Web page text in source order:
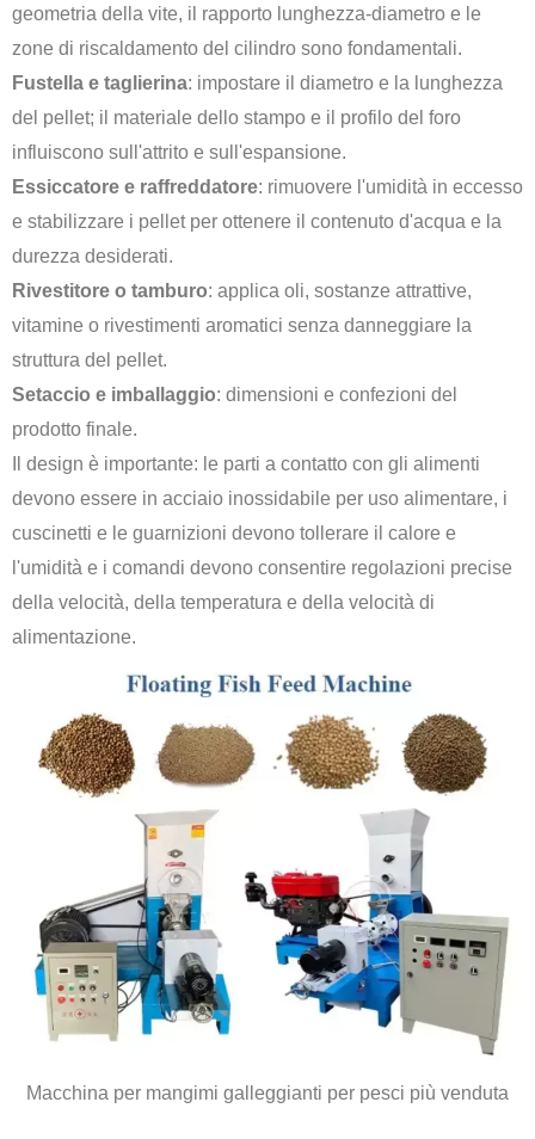
geometria della vite, il rapporto lunghezza-diametro e le
zone di riscaldamento del cilindro sono fondamentali.
Fustella e taglierina: impostare il diametro e la lunghezza
del pellet; il materiale dello stampo e il profilo del foro
influiscono sull'attrito e sull'espansione.
Essiccatore e raffreddatore: rimuovere l'umidità in eccesso
e stabilizzare i pellet per ottenere il contenuto d'acqua e la
durezza desiderati.
Rivestitore o tamburo: applica oli, sostanze attrattive,
vitamine o rivestimenti aromatici senza danneggiare la
struttura del pellet.
Setaccio e imballaggio: dimensioni e confezioni del
prodotto finale.
Il design è importante: le parti a contatto con gli alimenti
devono essere in acciaio inossidabile per uso alimentare, i
cuscinetti e le guarnizioni devono tollerare il calore e
l'umidità e i comandi devono consentire regolazioni precise
della velocità, della temperatura e della velocità di
alimentazione.
Macchina per mangimi galleggianti per pesci più venduta